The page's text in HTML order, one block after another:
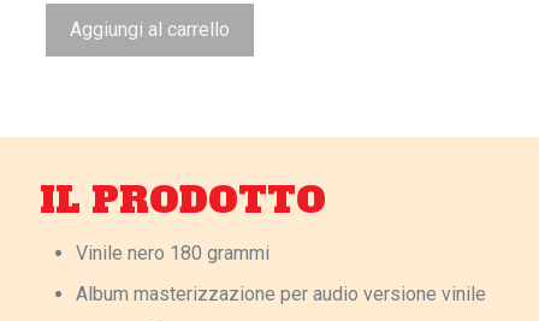
Aggiungi al carrello
IL PRODOTTO
Vinile nero 180 grammi
Album masterizzazione per audio versione vinile